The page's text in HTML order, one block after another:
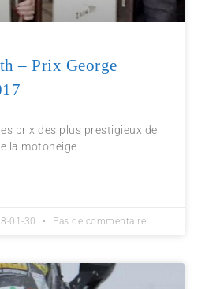
– Prix George
prix des plus prestigieux de
la motoneige
01-30 Pas de commentaire